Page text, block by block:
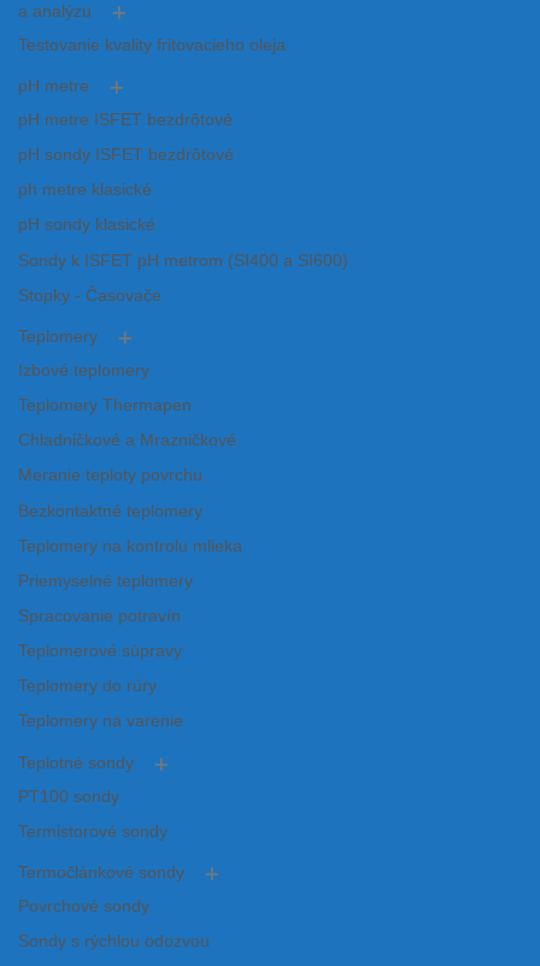
a analýzu
Testovanie kvality fritovacieho oleja
pH metre
pH metre ISFET bezdrôtové
pH sondy ISFET bezdrôtové
ph metre klasické
pH sondy klasické
Sondy k ISFET pH metrom (SI400 a SI600)
Stopky - Časovače
Teplomery
Izbové teplomery
Teplomery Thermapen
Chladničkové a Mrazničkové
Meranie teploty povrchu
Bezkontaktné teplomery
Teplomery na kontrolu mlieka
Priemyselné teplomery
Spracovanie potravín
Teplomerové súpravy
Teplomery do rúry
Teplomery na varenie
Teplotné sondy
PT100 sondy
Termistorové sondy
Termočlánkové sondy
Povrchové sondy
Sondy s rýchlou odozvou